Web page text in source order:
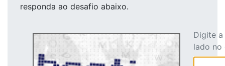
responda ao desafio abaixo.
Digite
lado no